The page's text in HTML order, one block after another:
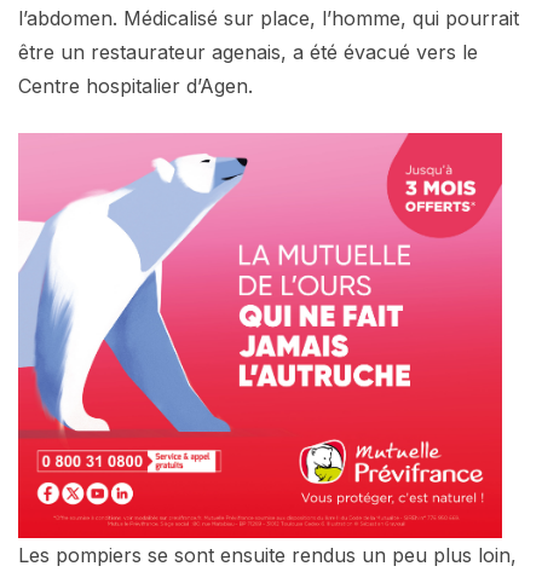
l’abdomen. Médicalisé sur place, l’homme, qui pourrait
être un restaurateur agenais, a été évacué vers le
Centre hospitalier d’Agen.
Les pompiers se sont ensuite rendus un peu plus loin,